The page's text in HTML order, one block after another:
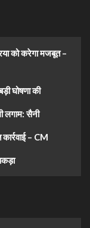
को करेगा मजबूत –
घोषणा की
लगाम: सैनी
– CM